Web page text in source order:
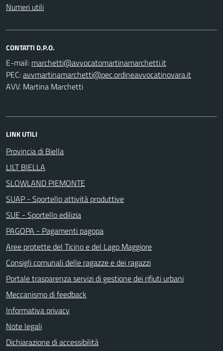
Numeri utili
CONTATTI D.P.O.
E-mail:
PEC:
AVV. Martina Marchetti
LINK UTILI
Provincia di Biella
LILT BIELLA
SLOWLAND PIEMONTE
SUAP - Sportello attività produttive
SUE - Sportello edilizia
PAGOPA - Pagamenti pagopa
Aree protette del Ticino e del Lago Maggiore
Consigli comunali delle ragazze e dei ragazzi
Portale trasparenza servizi di gestione dei rifiuti urbani
Meccanismo di feedback
Informativa privacy
Note legali
Dichiarazione di accessibilità